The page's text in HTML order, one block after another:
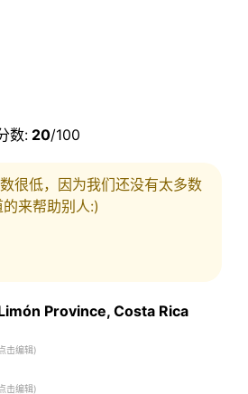
数:20/100
很低，因为我们还没有太多数
来帮助别人:)
Province, Costa Rica